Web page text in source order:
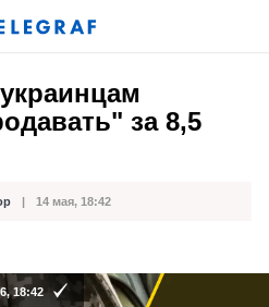
за 8,5
14 мая, 18:42
18:42